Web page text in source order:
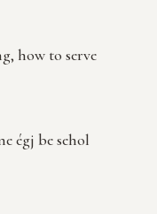
how to serve
égj be sehol